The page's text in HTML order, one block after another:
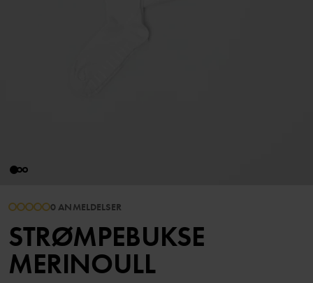
0 ANMELDELSER
STRØMPEBUKSE
MERINOULL